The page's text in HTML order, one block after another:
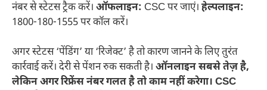
नंबर से स्टेटस ट्रैक करें। ऑफलाइन: CSC पर जाएं। हेल्पलाइन:
1800-180-1555 पर कॉल करें।
अगर स्टेटस ‘पेंडिंग’ या ‘रिजेक्ट’ है तो कारण जानने के लिए तुरंत
कार्रवाई करें। देरी से पेंशन रुक सकती है। ऑनलाइन सबसे तेज़ है,
लेकिन अगर रिफ्रेंस नंबर गलत है तो काम नहीं करेगा। CSC